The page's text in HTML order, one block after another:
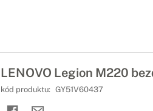
LENOVO Legion M220
kód produktu: GY51V60437